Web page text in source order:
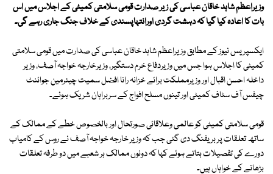
وزیراعظم شاہد خاقان عباسی کی زیر صدارت قومی سلامتی کمیٹی کے اجلاس میں اس
بات کا اعادہ کیا گیا کہ دہشت گردی اورانتہاپسندی کے خلاف جنگ جاری رہے گی۔
ایکسپریس نیوز کے مطابق وزیراعظم شاہد خاقان عباسی کی صدارت میں قومی سلامتی
کمیٹی کا اجلاس ہوا جس میں وزیردفاع خرم دستگیر، وزیرخارجہ خواجہ آصف، وزیر
داخلہ احسن اقبال اور وزیرمملکت برائے خزانہ رانا افضل سمیت چیئرمین جوائنٹ
چیفس آف سٹاف کمیٹی اور تینوں مسلح افواج کے سربراہان شریک ہوئے۔
قومی سلامتی کمیٹی کو عالمی وعلاقائی صورتحال اور بالخصوص خطے کے ممالک کے
ساتھ تعلقات پر بریفنگ دی گئی جب کہ وزیر خارجہ خواجہ آصف نے روس کے کامیاب
دورے کی تفصیلات بتاتے ہوئے کہا کہ دونوں ممالک ہر شعبے میں دو طرفہ تعلقات
بڑھانے کے خواہاں ہیں۔